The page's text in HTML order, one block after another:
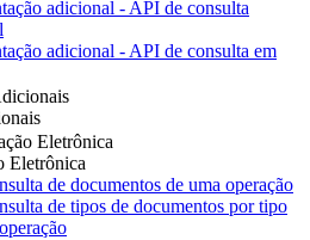
adicional - API de consulta
adicional - API de consulta em
Eletrônica
Eletrônica
de documentos de uma operação
de tipos de documentos por tipo